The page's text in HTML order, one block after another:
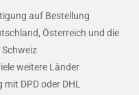
auf Bestellung
Österreich und die
Schweiz
weitere Länder
DPD oder DHL